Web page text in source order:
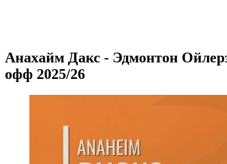
Анахайм Дакс - Эдмонтон
офф 2025/26